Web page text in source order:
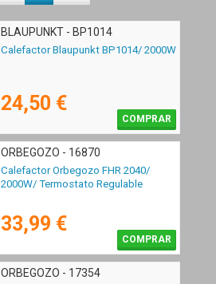
BLAUPUNKT - BP1014
Calefactor Blaupunkt BP1014/ 2000W
24,50 €
COMPRAR
ORBEGOZO - 16870
Calefactor Orbegozo FHR 2040/
2000W/ Termostato Regulable
33,99 €
COMPRAR
ORBEGOZO - 17354